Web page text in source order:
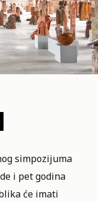
simpozijuma
i pet godina
će imati